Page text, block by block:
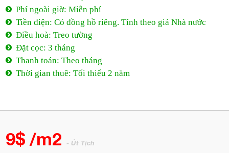
Phí ngoài giờ: Miễn phí
Tiền điện: Có đồng hồ riêng. Tính theo giá Nhà nước
Điều hoà: Treo tường
Đặt cọc: 3 tháng
Thanh toán: Theo tháng
Thời gian thuê: Tối thiểu 2 năm
9$ /m2 - Út Tịch